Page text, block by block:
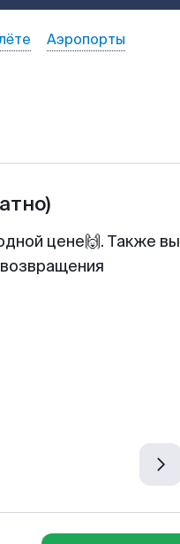
Аэропорты
цене🙌. Также вы